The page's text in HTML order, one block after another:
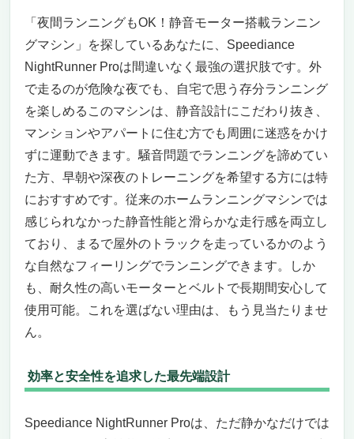
「夜間ランニングもOK！静音モーター搭載ランニン
グマシン」を探しているあなたに、Speediance
NightRunner Proは間違いなく最強の選択肢です。外
で走るのが危険な夜でも、自宅で思う存分ランニング
を楽しめるこのマシンは、静音設計にこだわり抜き、
マンションやアパートに住む方でも周囲に迷惑をかけ
ずに運動できます。騒音問題でランニングを諦めてい
た方、早朝や深夜のトレーニングを希望する方には特
におすすめです。従来のホームランニングマシンでは
感じられなかった静音性能と滑らかな走行感を両立し
ており、まるで屋外のトラックを走っているかのよう
な自然なフィーリングでランニングできます。しか
も、耐久性の高いモーターとベルトで長期間安心して
使用可能。これを選ばない理由は、もう見当たりませ
ん。
効率と安全性を追求した最先端設計
Speediance NightRunner Proは、ただ静かなだけでは